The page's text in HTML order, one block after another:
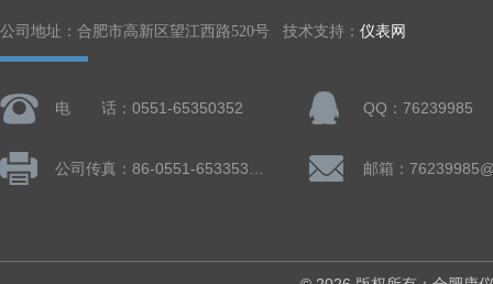
公司地址：合肥市高新区望江西路520号 技术支持： 仪表网
电 话：0551-65350352 QQ：76239985
邮箱：